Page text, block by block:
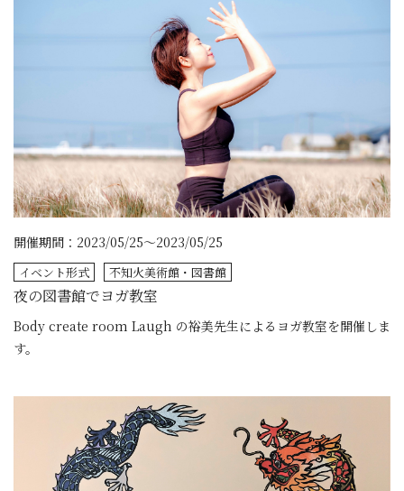
夜の図書館でヨガ教室
開催期間：2023/05/25～2023/05/25
Body create room Laugh の裕美先生によるヨガ教室を開催しま
す。
イベント形式 不知火美術館・図書館